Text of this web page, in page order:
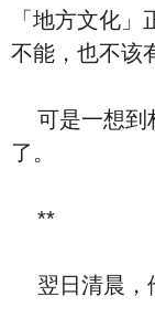
「地方文化
不能，也不该
可是一想到
了。
**
翌日清晨，